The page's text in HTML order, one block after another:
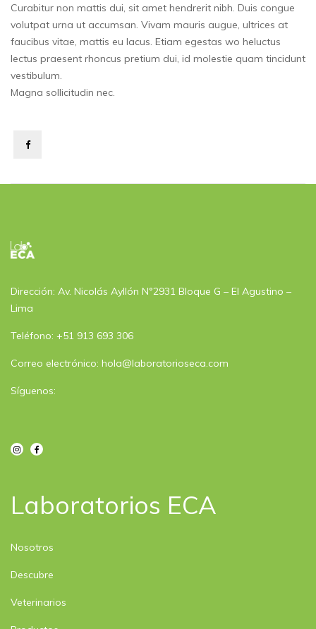
Curabitur non mattis dui, sit amet hendrerit nibh. Duis congue
volutpat urna ut accumsan. Vivam mauris augue, ultrices at
faucibus vitae, mattis eu lacus. Etiam egestas wo heluctus
lectus praesent rhoncus pretium dui, id molestie quam tincidunt
vestibulum.
Magna sollicitudin nec.
Dirección: Av. Nicolás Ayllón N°2931 Bloque G – El Agustino –
Lima
Teléfono: +51 913 693 306
Correo electrónico: hola@laboratorioseca.com
Síguenos:
Laboratorios ECA​
Nosotros
Descubre
Veterinarios